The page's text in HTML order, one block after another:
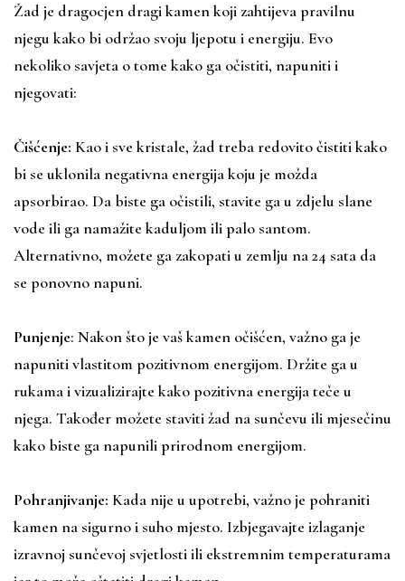
Žad je dragocjen dragi kamen koji zahtijeva pravilnu
njegu kako bi održao svoju ljepotu i energiju. Evo
nekoliko savjeta o tome kako ga očistiti, napuniti i
njegovati:
Čišćenje: Kao i sve kristale, žad treba redovito čistiti kako
bi se uklonila negativna energija koju je možda
apsorbirao. Da biste ga očistili, stavite ga u zdjelu slane
vode ili ga namažite kaduljom ili palo santom.
Alternativno, možete ga zakopati u zemlju na 24 sata da
se ponovno napuni.
Punjenje: Nakon što je vaš kamen očišćen, važno ga je
napuniti vlastitom pozitivnom energijom. Držite ga u
rukama i vizualizirajte kako pozitivna energija teče u
njega. Također možete staviti žad na sunčevu ili mjesečinu
kako biste ga napunili prirodnom energijom.
Pohranjivanje: Kada nije u upotrebi, važno je pohraniti
kamen na sigurno i suho mjesto. Izbjegavajte izlaganje
izravnoj sunčevoj svjetlosti ili ekstremnim temperaturama